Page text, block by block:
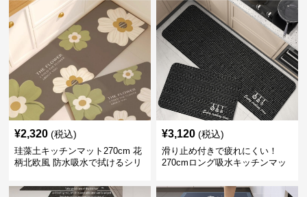
¥2,320 (税込)
珪藻土キッチンマット270cm 花
柄北欧風 防水吸水で拭けるシリ
¥3,120 (税込)
滑り止め付きで疲れにくい！
270cmロング吸水キッチンマッ